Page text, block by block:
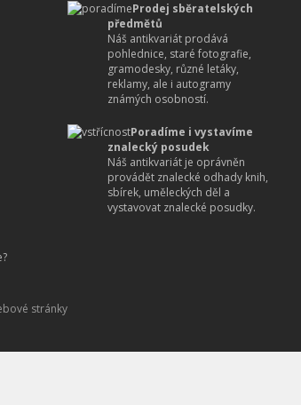
Prodej sběratelských
předmětů
Náš antikvariát prodává
pohlednice, staré fotografie,
gramodesky, různé letáky,
reklamy, ale i autogramy
známých osobností.
Poradíme i vystavíme
znalecký posudek
Náš antikvariát je oprávněn
provádět znalecké odhady knih,
sbírek, uměleckých děl a
vystavovat znalecké posudky.
stránky